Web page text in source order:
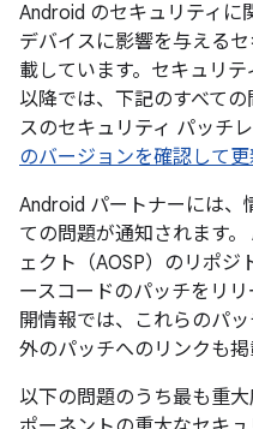
Android のセキュリティに
デバイスに影響を与える
載しています。セキュリ
以降では、下記のすべて
スのセキュリティ パッチ
のバージョンを確認して
Android パートナーには、
ての問題が通知されます
ェクト（AOSP）のリポジ
ースコードのパッチをリ
開情報では、これらのパ
外のパッチへのリンクも掲
以下の問題のうち最も重